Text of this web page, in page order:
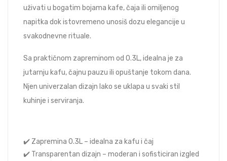
uživati u bogatim bojama kafe, čaja ili omiljenog
napitka dok istovremeno unosiš dozu elegancije u
svakodnevne rituale.
Sa praktičnom zapreminom od 0.3L, idealna je za
jutarnju kafu, čajnu pauzu ili opuštanje tokom dana.
Njen univerzalan dizajn lako se uklapa u svaki stil
kuhinje i serviranja.
✔️ Zapremina 0.3L – idealna za kafu i čaj
✔️ Transparentan dizajn – moderan i sofisticiran izgled